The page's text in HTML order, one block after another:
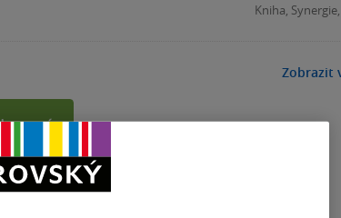
Kniha,
Zobrazit